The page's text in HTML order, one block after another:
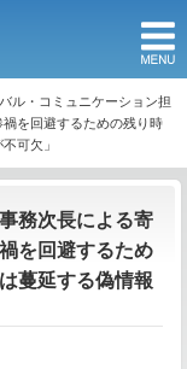
ル・コミュニケーション担
を回避するための残り時
可欠」
務次長による寄
を回避するため
蔓延する偽情報